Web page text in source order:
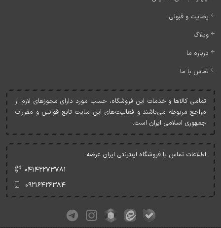
رضایت و قبولی
وبلاگ
درباره ما
تماس با ما
تمامی کالاها و خدمات اين فروشگاه، حسب مورد دارای مجوزهای لازم از
مراجع مربوطه می‌باشند و فعاليت‌های اين سايت تابع قوانين و مقررات
جمهوری اسلامی ايران است.
اطلاعات تماس با فروشگاه اینترنتی ایران عرضه:
۰۴۱۴۲۲۷۳۷۸۱
۰۹۲۱۶۴۲۶۳۸۴